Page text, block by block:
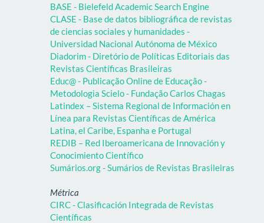
BASE - Bielefeld Academic Search Engine
CLASE - Base de datos bibliográfica de revistas
de ciencias sociales y humanidades -
Universidad Nacional Autónoma de México
Diadorim - Diretório de Políticas Editoriais das
Revistas Científicas Brasileiras
Educ@ - Publicação Online de Educação -
Metodologia Scielo - Fundação Carlos Chagas
Latindex – Sistema Regional de Información en
Línea para Revistas Científicas de América
Latina, el Caribe, Espanha e Portugal
REDIB – Red Iberoamericana de Innovación y
Conocimiento Científico
Sumários.org - Sumários de Revistas Brasileiras
Métrica
CIRC - Clasificación Integrada de Revistas
Científicas